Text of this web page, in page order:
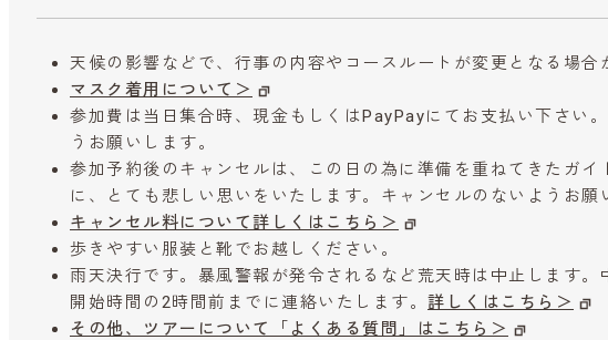
天候の影響などで、行事の内容やコースルートが変更となる場合
マスク着用について＞
参加費は当日集合時、現金もしくはPayPayにてお支払い下さい
うお願いします。
参加予約後のキャンセルは、この日の為に準備を重ねてきたガイ
に、とても悲しい思いをいたします。キャンセルのないようお願
キャンセル料について詳しくはこちら＞
歩きやすい服装と靴でお越しください。
雨天決行です。暴風警報が発令されるなど荒天時は中止します。
開始時間の2時間前までに連絡いたします。 詳しくはこちら＞
その他、ツアーについて「よくある質問」はこちら＞